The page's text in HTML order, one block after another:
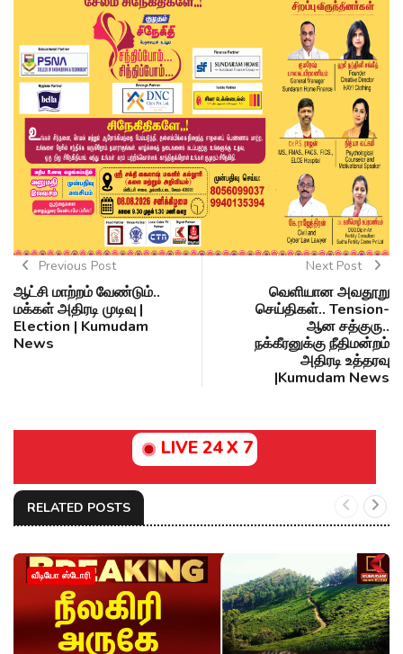
Previous Post
ஆட்சி மாற்றம் வேண்டும்..
மக்கள் அதிரடி முடிவு |
Election | Kumudam
News
Next Post
வெளியான அவதூறு
செய்திகள்.. Tension-
ஆன சத்குரு..
நக்கீரனுக்கு நீதிமன்றம்
அதிரடி உத்தரவு
|Kumudam News
LIVE 24 X 7
RELATED POSTS
வீடியோ ஸ்டோரி